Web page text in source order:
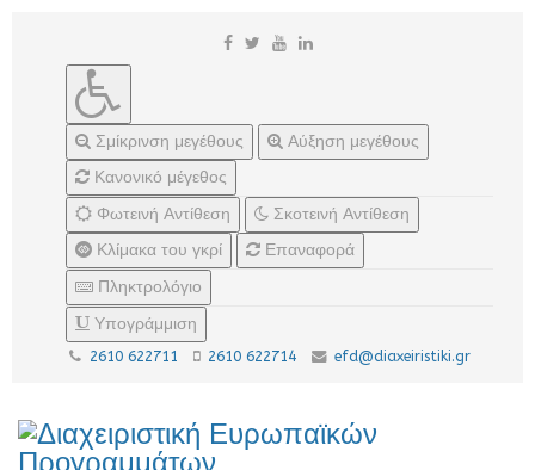
Σμίκρινση μεγέθους
Αύξηση μεγέθους
Κανονικό μέγεθος
Φωτεινή Αντίθεση
Σκοτεινή Αντίθεση
Κλίμακα του γκρί
Επαναφορά
Πληκτρολόγιο
Υπογράμμιση
2610 622711 2610 622714 efd@diaxeiristiki.gr